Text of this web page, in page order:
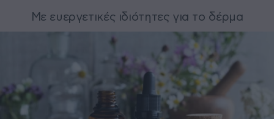
Με ευεργετικές ιδιότητες για το δέρμα